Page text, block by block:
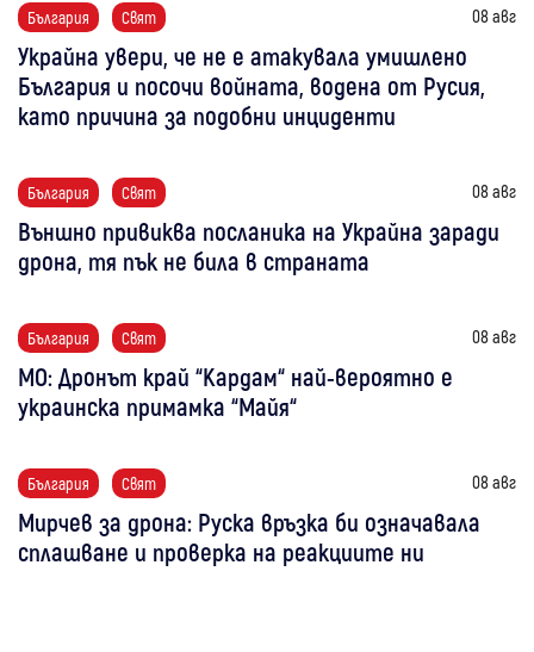
България Свят 08 авг
Украйна увери, че не е атакувала умишлено
България и посочи войната, водена от Русия,
като причина за подобни инциденти
България Свят 08 авг
Външно привиква посланика на Украйна заради
дрона, тя пък не била в страната
България Свят 08 авг
МО: Дронът край “Кардам“ най-вероятно е
украинска примамка “Майя“
България Свят 08 авг
Мирчев за дрона: Руска връзка би означавала
сплашване и проверка на реакциите ни